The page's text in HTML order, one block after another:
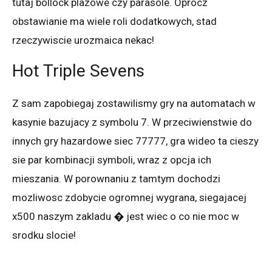
obstawianie ma wiele roli dodatkowych, stad
rzeczywiscie urozmaica nekac!
Hot Triple Sevens
Z sam zapobiegaj zostawilismy gry na automatach w
kasynie bazujacy z symbolu 7. W przeciwienstwie do
innych gry hazardowe siec 77777, gra wideo ta cieszy
sie par kombinacji symboli, wraz z opcja ich
mieszania. W porownaniu z tamtym dochodzi
mozliwosc zdobycie ogromnej wygrana, siegajacej
x500 naszym zakladu � jest wiec o co nie moc w
srodku slocie!